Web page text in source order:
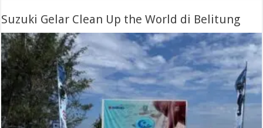
Suzuki Gelar Clean Up the World di Belitung